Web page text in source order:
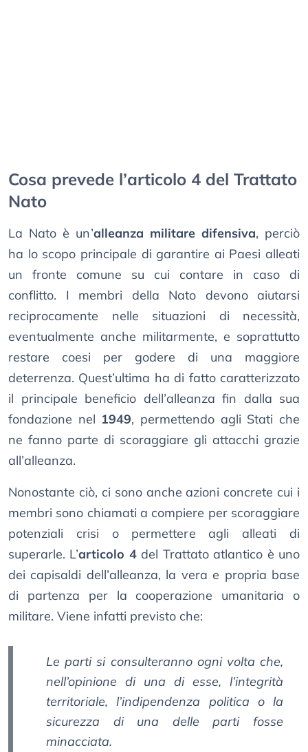
Cosa prevede l’articolo 4 del Trattato
Nato
La Nato è un’alleanza militare difensiva, perciò
ha lo scopo principale di garantire ai Paesi alleati
un fronte comune su cui contare in caso di
conflitto. I membri della Nato devono aiutarsi
reciprocamente nelle situazioni di necessità,
eventualmente anche militarmente, e soprattutto
restare coesi per godere di una maggiore
deterrenza. Quest’ultima ha di fatto caratterizzato
il principale beneficio dell’alleanza fin dalla sua
fondazione nel 1949, permettendo agli Stati che
ne fanno parte di scoraggiare gli attacchi grazie
all’alleanza.
Nonostante ciò, ci sono anche azioni concrete cui i
membri sono chiamati a compiere per scoraggiare
potenziali crisi o permettere agli alleati di
superarle. L’articolo 4del Trattato atlantico è uno
dei capisaldi dell’alleanza, la vera e propria base
di partenza per la cooperazione umanitaria o
militare. Viene infatti previsto che:
Le parti si consulteranno ogni volta che,
nell’opinione di una di esse, l’integrità
territoriale, l’indipendenza politica o la
sicurezza di una delle parti fosse
minacciata.